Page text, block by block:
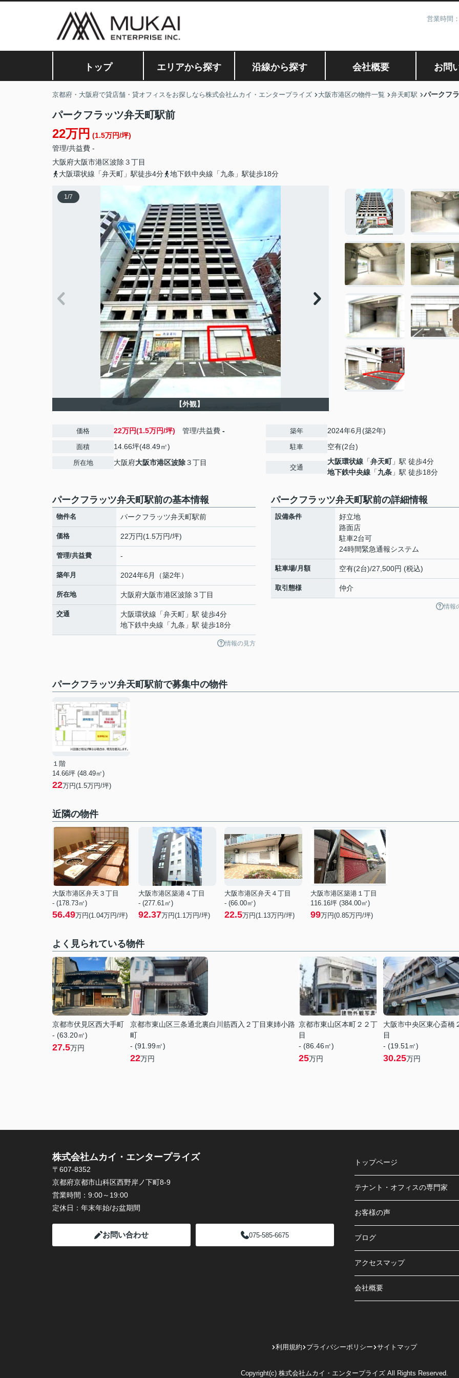
営業時間
トップ エリアから探す 沿線から探す 会社概要 お問
京都府・大阪府で貸店舗・貸オフィスをお探しなら株式会社ムカイ・エンタープライズ 大阪市港区の物件一覧 弁天町駅 パークフ
パークフラッツ弁天町駅前
22万円 (1.5万円/坪)
管理/共益費 -
大阪府大阪市港区波除 ３丁目
大阪環状線「弁天町」駅徒歩4分
地下鉄中央線「九条」駅徒歩18分
1/7
【外観】
価格 22万円(1.5万円/坪) 管理/共益費 -
面積 14.66坪(48.49㎡)
所在地 大阪府大阪市港区波除３丁目
築年 2024年6月(築2年)
駐車 空有(2台)
交通
大阪環状線 「弁天町」駅 徒歩4分
地下鉄中央線 「九条 」駅 徒歩18分
パークフラッツ弁天町駅前の基本情報
物件名 パークフラッツ弁天町駅前
価格 22万円(1.5万円/坪)
管理/共益費 -
築年月 2024年6月（築2年）
所在地 大阪府大阪市港区波除 ３丁目
交通 大阪環状線 「弁天町 」駅 徒歩4分
地下鉄中央線 「九条 」駅 徒歩18分
情報の見方
パークフラッツ弁天町駅前の詳細情報
設備条件
好立地
路面店
駐車2台可
24時間緊急通報システム
駐車場/月額 空有(2台)/27,500円 (税込)
取引態様 仲介
情報
パークフラッツ弁天町駅前で募集中の物件
１階
14.66坪 (48.49㎡)
22万円(1.5万円/坪)
近隣の物件
大阪市港区弁天３丁目
- (178.73㎡)
56.49万円(1.04万円/坪)
大阪市港区築港４丁目
- (277.61㎡)
92.37万円(1.1万円/坪)
大阪市港区弁天４丁目
- (66.00㎡)
22.5万円(1.13万円/坪)
大阪市港区築港１丁目
116.16坪 (384.00㎡)
99万円(0.85万円/坪)
よく見られている物件
京都市伏見区西大手町
- (63.20㎡)
27.5万円
京都市東山区三条通北裏白川筋西入２丁目東姉小路
町
- (91.99㎡)
22万円
京都市東山区本町２２丁
目
- (86.46㎡)
25万円
大阪市中央区東心斎橋
目
- (19.51㎡)
30.25万円
株式会社ムカイ・エンタープライズ
〒607-8352
京都府京都市山科区西野岸ノ下町8-9
営業時間： 9:00～19:00
定休日： 年末年始/お盆期間
お問い合わせ 075-585-6675
トップページ
テナント・オフィスの専門家
お客様の声
ブログ
アクセスマップ
会社概要
利用規約 プライバシーポリシー サイトマップ
Copyright(c) 株式会社ムカイ・エンタープライズ All Rights Reserved.